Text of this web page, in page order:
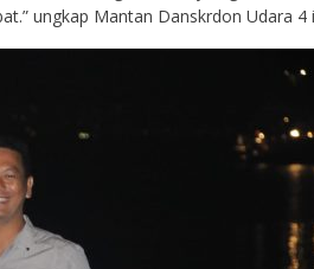
ungkap Mantan Danskrdon Udara 4